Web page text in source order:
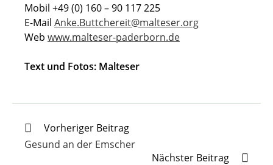
Mobil +49 (0) 160 – 90 117 225
E-Mail Anke.Buttchereit@malteser.org
Web www.malteser-paderborn.de
Text und Fotos: Malteser
Weitere
Artikel
ansehen
Vorheriger Beitrag
Gesund an der Emscher
Nächster Beitrag